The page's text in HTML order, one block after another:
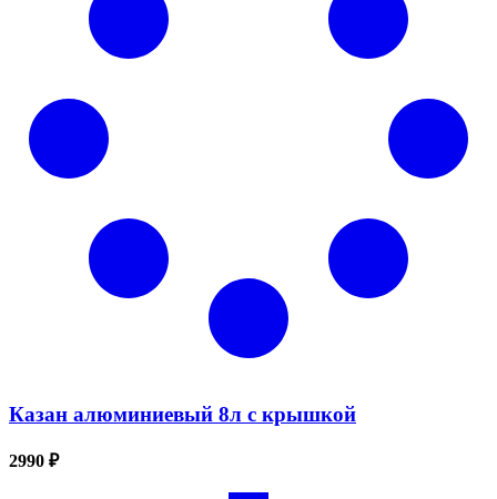
Казан алюминиевый 8л с крышкой
2990 ₽